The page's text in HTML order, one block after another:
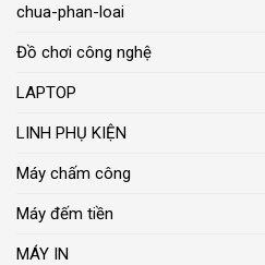
chua-phan-loai
Đồ chơi công nghệ
LAPTOP
LINH PHỤ KIỆN
Máy chấm công
Máy đếm tiền
MÁY IN